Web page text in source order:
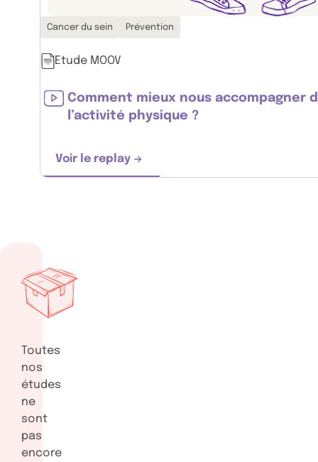
Thématiques associées :
Cancer du sein Prévention
Etude MOOV
Comment mieux nous accompagner
l’activité physique ?
Voir le replay
Comment mieux nous accompagner
Toutes
nos
études
ne
sont
pas
encore